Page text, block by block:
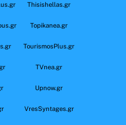
Thisishellas.gr
Topikanea.gr
TourismosPlus.gr
TVnea.gr
Upnow.gr
VresSyntages.gr